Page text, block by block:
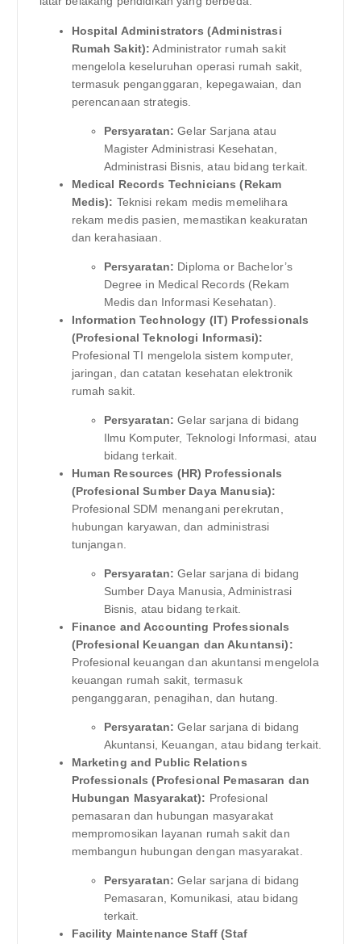
Hospital Administrators (Administrasi
Rumah Sakit): Administrator rumah sakit
mengelola keseluruhan operasi rumah sakit,
termasuk penganggaran, kepegawaian, dan
perencanaan strategis.
Persyaratan: Gelar Sarjana atau
Magister Administrasi Kesehatan,
Administrasi Bisnis, atau bidang terkait.
Medical Records Technicians (Rekam
Medis): Teknisi rekam medis memelihara
rekam medis pasien, memastikan keakuratan
dan kerahasiaan.
Persyaratan: Diploma or Bachelor’s
Degree in Medical Records (Rekam
Medis dan Informasi Kesehatan).
Information Technology (IT) Professionals
(Profesional Teknologi Informasi):
Profesional TI mengelola sistem komputer,
jaringan, dan catatan kesehatan elektronik
rumah sakit.
Persyaratan: Gelar sarjana di bidang
Ilmu Komputer, Teknologi Informasi, atau
bidang terkait.
Human Resources (HR) Professionals
(Profesional Sumber Daya Manusia):
Profesional SDM menangani perekrutan,
hubungan karyawan, dan administrasi
tunjangan.
Persyaratan: Gelar sarjana di bidang
Sumber Daya Manusia, Administrasi
Bisnis, atau bidang terkait.
Finance and Accounting Professionals
(Profesional Keuangan dan Akuntansi):
Profesional keuangan dan akuntansi mengelola
keuangan rumah sakit, termasuk
penganggaran, penagihan, dan hutang.
Persyaratan: Gelar sarjana di bidang
Akuntansi, Keuangan, atau bidang terkait.
Marketing and Public Relations
Professionals (Profesional Pemasaran dan
Hubungan Masyarakat): Profesional
pemasaran dan hubungan masyarakat
mempromosikan layanan rumah sakit dan
membangun hubungan dengan masyarakat.
Persyaratan: Gelar sarjana di bidang
Pemasaran, Komunikasi, atau bidang
terkait.
Facility Maintenance Staff (Staf